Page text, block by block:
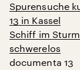
Spurensuche
13 in Kassel
Schiff im
schwerelos
documenta 13